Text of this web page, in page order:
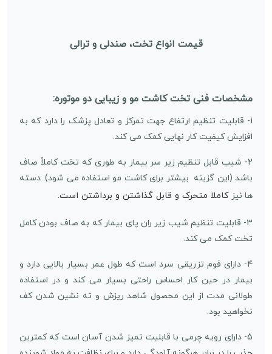
قیمت انواعتخت، صندلی و ترالی
مشخصات فنی تخت کاشت مو و زیبایی دو موتوره:
1- قابلیت تنظیم ارتفاع جهت تمرکز و تعادل پزشک را دارد که به
افزایش کیفیت کار نهایی کمک می کند.
2- شیب قابل تنظیم زیر سر بیمار به طوری که تخت کاملاً صاف
باشد (این گزینه بیشتر برای کاشت مو استفاده می شود). دسته
ها نیز کاملا متحرک و قابل گذاشتن و برداشتن است.
3- قابلیت تنظیم شیب زیر ران پای بیمار که به صاف بودن کامل
تخت کمک می کند.
4- دارای فوم تزریقی سرد است که طول عمر بسیار بالایی دارد و
بیمار در حین کار احساس راحتی بسیار می کند و در استفاده
طولانی مدت از این محصول شاهد ریزش و ته نشین شدن کف
نخواهید بود.
5- دارای رویه چرمی با قابلیت تمیز شدن آسان است که کمترین